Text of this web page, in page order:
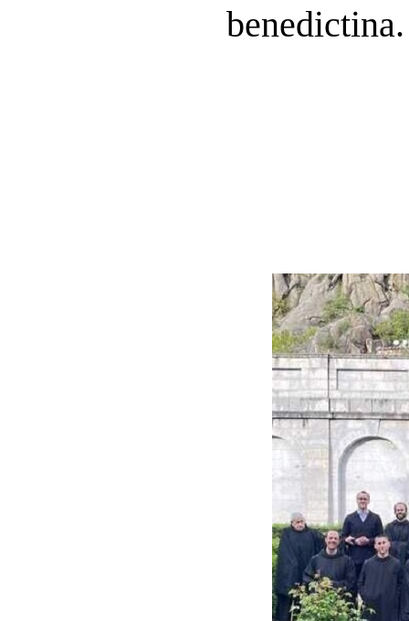
benedictina.